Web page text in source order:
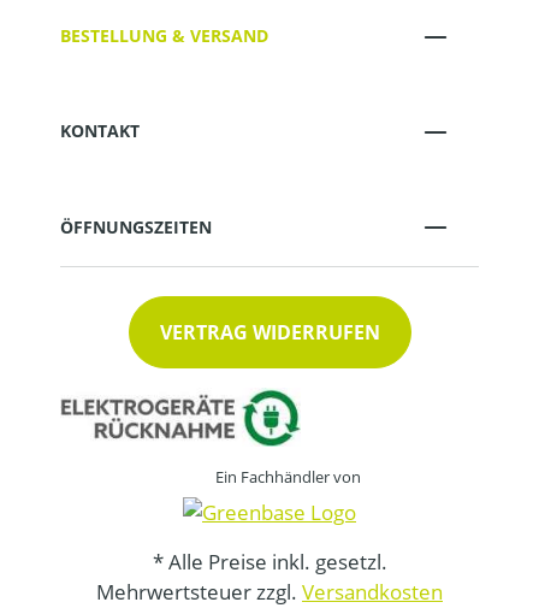
BESTELLUNG & VERSAND
KONTAKT
ÖFFNUNGSZEITEN
VERTRAG WIDERRUFEN
Ein Fachhändler von
* Alle Preise inkl. gesetzl.
Mehrwertsteuer zzgl. Versandkosten